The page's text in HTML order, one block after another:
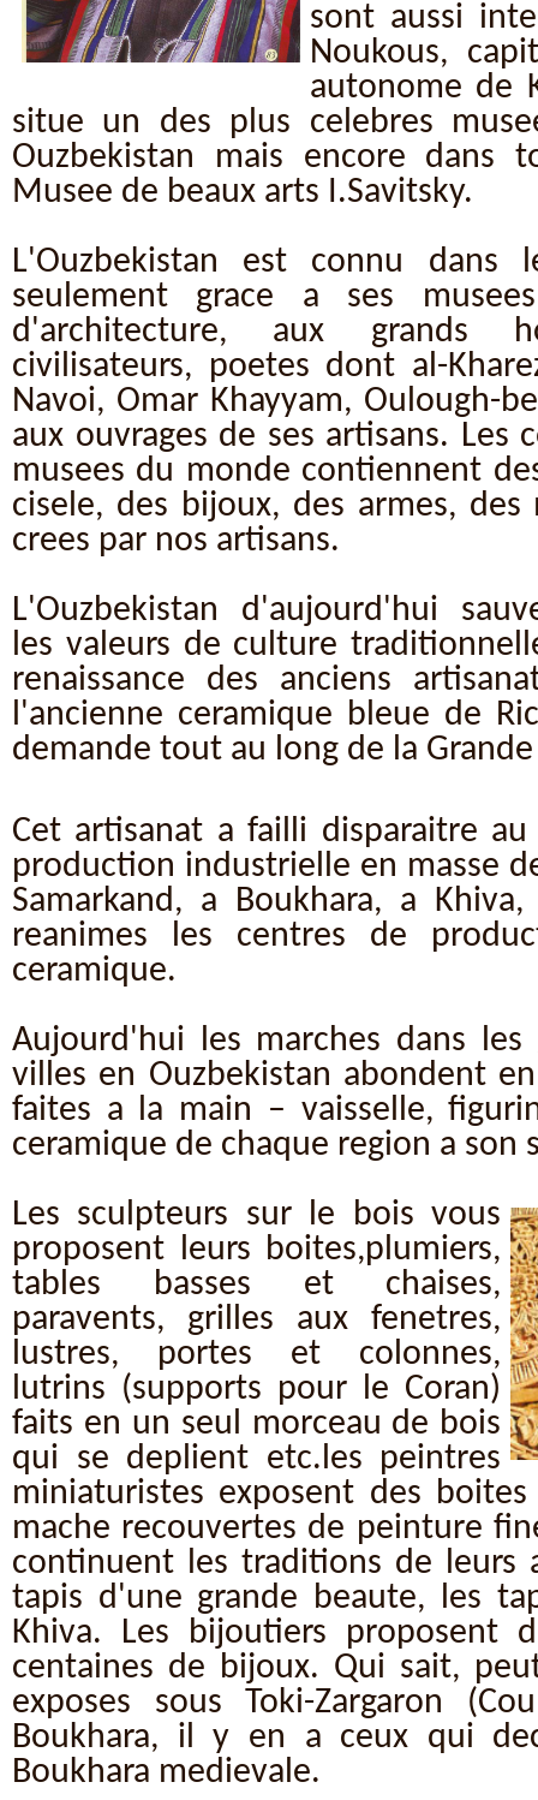
sont aussi
Noukous,
autonome de
situe un des plus celebres
Ouzbekistan mais encore dans
Musee de beaux arts I.Savitsky.
L'Ouzbekistan est connu
seulement grace a ses
d'architecture, aux grands
civilisateurs, poetes dont al-
Navoi, Omar Khayyam, Oulough-
aux ouvrages de ses artisans. Les
musees du monde contiennent
cisele, des bijoux, des armes, des
crees par nos artisans.
L'Ouzbekistan d'aujourd'hui
les valeurs de culture
renaissance des anciens
l'ancienne ceramique bleue de
demande tout au long de la
Cet artisanat a failli disparaitre au
production industrielle en masse
Samarkand, a Boukhara, a
reanimes les centres de
ceramique.
Aujourd'hui les marches dans
villes en Ouzbekistan abondent
faites a la main – vaisselle,
ceramique de chaque region a son
Les sculpteurs sur le bois vous
proposent leurs boites,plumiers,
tables basses et chaises,
paravents, grilles aux fenetres,
lustres, portes et colonnes,
lutrins (supports pour le Coran)
faits en un seul morceau de bois
qui se deplient etc.les peintres
miniaturistes exposent des
mache recouvertes de peinture
continuent les traditions de leurs
tapis d'une grande beaute, les
Khiva. Les bijoutiers proposent
centaines de bijoux. Qui sait,
exposes sous Toki-Zargaron
Boukhara, il y en a ceux qui
Boukhara medievale.